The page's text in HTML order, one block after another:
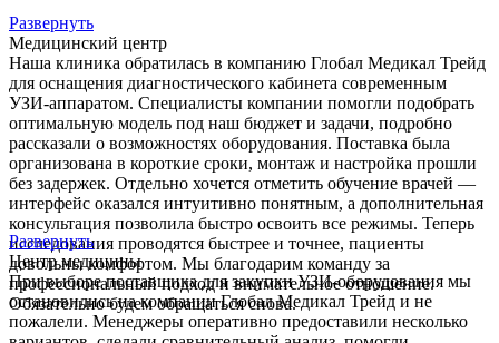
Развернуть
Медицинский центр
Наша клиника обратилась в компанию Глобал Медикал Трейд
для оснащения диагностического кабинета современным
УЗИ-аппаратом. Специалисты компании помогли подобрать
оптимальную модель под наш бюджет и задачи, подробно
рассказали о возможностях оборудования. Поставка была
организована в короткие сроки, монтаж и настройка прошли
без задержек. Отдельно хочется отметить обучение врачей —
интерфейс оказался интуитивно понятным, а дополнительная
консультация позволила быстро освоить все режимы. Теперь
исследования проводятся быстрее и точнее, пациенты
довольны комфортом. Мы благодарим команду за
профессиональный подход и внимательное отношение.
Обязательно будем обращаться снова.
Развернуть
Центр медицины
При выборе поставщика для закупки УЗИ-оборудования мы
остановились на компании Глобал Медикал Трейд и не
пожалели. Менеджеры оперативно предоставили несколько